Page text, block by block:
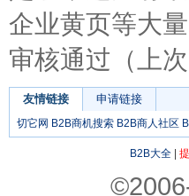
企业黄页等大
审核通过（上
友情链接 申请链接
切它网 B2B商机搜索 B2B商人社区
B2B大全